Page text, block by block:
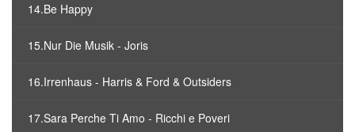
14.Be Happy
15.Nur Die Musik - Joris
16.Irrenhaus - Harris & Ford & Outsiders
17.Sara Perche Ti Amo - Ricchi e Poveri